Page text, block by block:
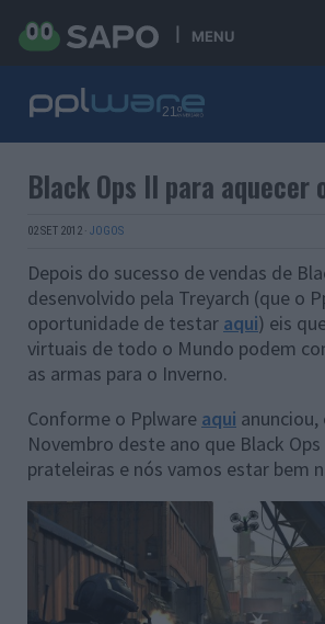
MENU
Black Ops II para aquecer
02 SET 2012 · JOGOS
Depois do sucesso de vendas de
desenvolvido pela Treyarch (que o
oportunidade de testar aqui) eis
virtuais de todo o Mundo podem
as armas para o Inverno.
Conforme o Pplware aqui anunciou,
Novembro deste ano que Black Ops
prateleiras e nós vamos estar bem